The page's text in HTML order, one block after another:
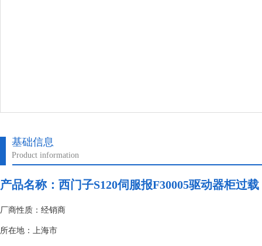
基础信息
Product information
产品名称： 西门子S120伺服报F30005驱动器柜过载
厂商性质：经销商
所在地：上海市